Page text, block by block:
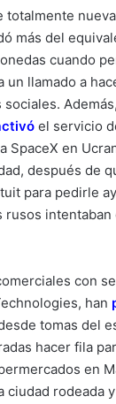
totalmente
más del
cuando
un llamado a
el servicio
SpaceX en
después de
para pedirle
rusos intentaban
con
han
tomas del
hacer fila
en
ciudad rodeada